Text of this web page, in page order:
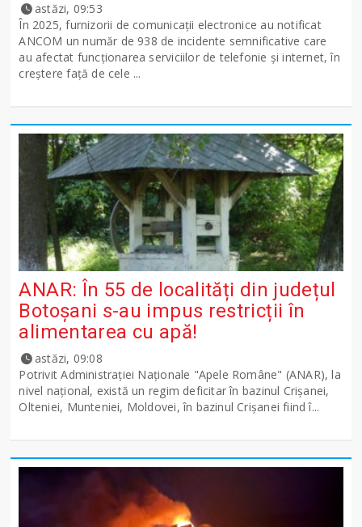
astăzi, 09:53
În 2025, furnizorii de comunicații electronice au notificat
ANCOM un număr de 938 de incidente semnificative care
au afectat funcționarea serviciilor de telefonie și internet, în
creștere față de cele ...
ANAR: În 55 de localități din județul
Botoșani s-au impus restricții în
alimentarea cu apă!
astăzi, 09:08
Potrivit Administraţiei Naţionale "Apele Române" (ANAR), la
nivel naţional, există un regim deficitar în bazinul Crişanei,
Olteniei, Munteniei, Moldovei, în bazinul Crişanei fiind î...